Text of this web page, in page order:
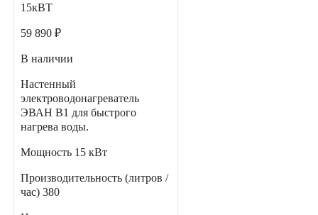
15кВТ
59 890 ₽
В наличии
Настенный
электроводонагреватель
ЭВАН В1 для быстрого
нагрева воды.
Мощность 15 кВт
Производительность (литров /
час) 380